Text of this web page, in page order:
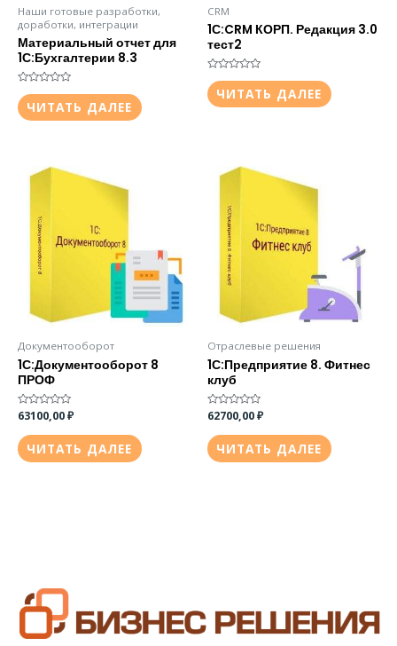
Наши готовые разработки,
доработки, интеграции
Материальный отчет для
1С:Бухгалтерии 8.3
Оценка
0
из
5
ЧИТАТЬ ДАЛЕЕ
CRM
1С:CRM КОРП. Редакция 3.0
тест2
Оценка
0
из
5
ЧИТАТЬ ДАЛЕЕ
Документооборот
1С:Документооборот 8
ПРОФ
Оценка
из
5
63100,00₽
ЧИТАТЬ ДАЛЕЕ
Отраслевые решения
1С:Предприятие 8. Фитнес
клуб
Оценка
из
5
62700,00₽
ЧИТАТЬ ДАЛЕЕ